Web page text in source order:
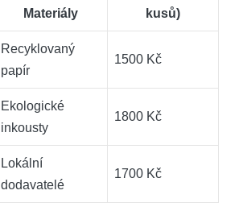
Materiály
kusů)
Recyklovaný
papír
1500 Kč
Ekologické
inkousty
1800 Kč
Lokální
dodavatelé
1700 Kč